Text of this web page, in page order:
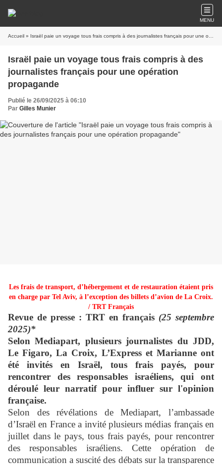
MENU
Accueil » Israël paie un voyage tous frais compris à des journalistes français pour une opération propagande
Israël paie un voyage tous frais compris à des
journalistes français pour une opération
propagande
Publié le 26/09/2025 à 06:10
Par Gilles Munier
Les frais de transport, d’hébergement et de restauration étaient pris
en charge par Tel Aviv, à l’exception des billets d’avion de La Croix.
/ TRT Français
Revue de presse : TRT en français (25 septembre
2025)*
Selon Mediapart, plusieurs journalistes du JDD,
Le Figaro, La Croix, L’Express et Marianne ont
été invités en Israël, tous frais payés, pour
rencontrer des responsables israéliens, qui ont
déroulé leur narratif pour influer sur l'opinion
française.
Selon des révélations de Mediapart, l’ambassade
d’Israël en France a invité plusieurs médias français en
juillet dans le pays, tous frais payés, pour rencontrer
des responsables israéliens. Cette opération de
communication a suscité des débats sur la transparence